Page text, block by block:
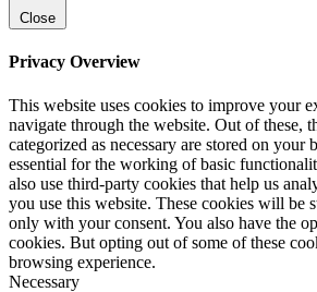
Close
Privacy Overview
This website uses cookies to improve your
navigate through the website. Out of these,
categorized as necessary are stored on your
essential for the working of basic
also use third-party cookies that help us
you use this website. These cookies will be
only with your consent. You also have the
cookies. But opting out of some of these
browsing experience.
Necessary